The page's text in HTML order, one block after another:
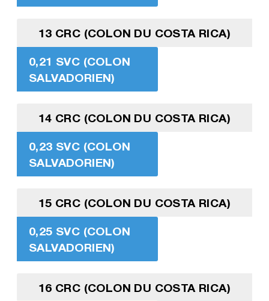
13 CRC (COLON DU COSTA RICA)
0,21 SVC (COLON
SALVADORIEN)
14 CRC (COLON DU COSTA RICA)
0,23 SVC (COLON
SALVADORIEN)
15 CRC (COLON DU COSTA RICA)
0,25 SVC (COLON
SALVADORIEN)
16 CRC (COLON DU COSTA RICA)